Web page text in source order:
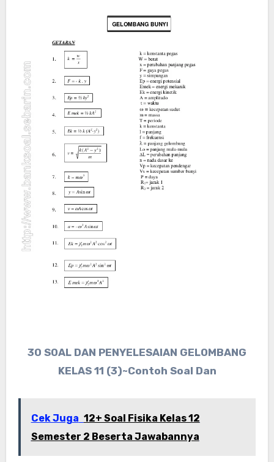
30 SOAL DAN PENYELESAIAN GELOMBANG
KELAS 11 (3)~Contoh Soal Dan
Cek Juga 12+ Soal Fisika Kelas 12
Semester 2 Beserta Jawabannya